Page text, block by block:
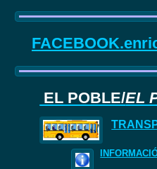
EL POBLE/EL